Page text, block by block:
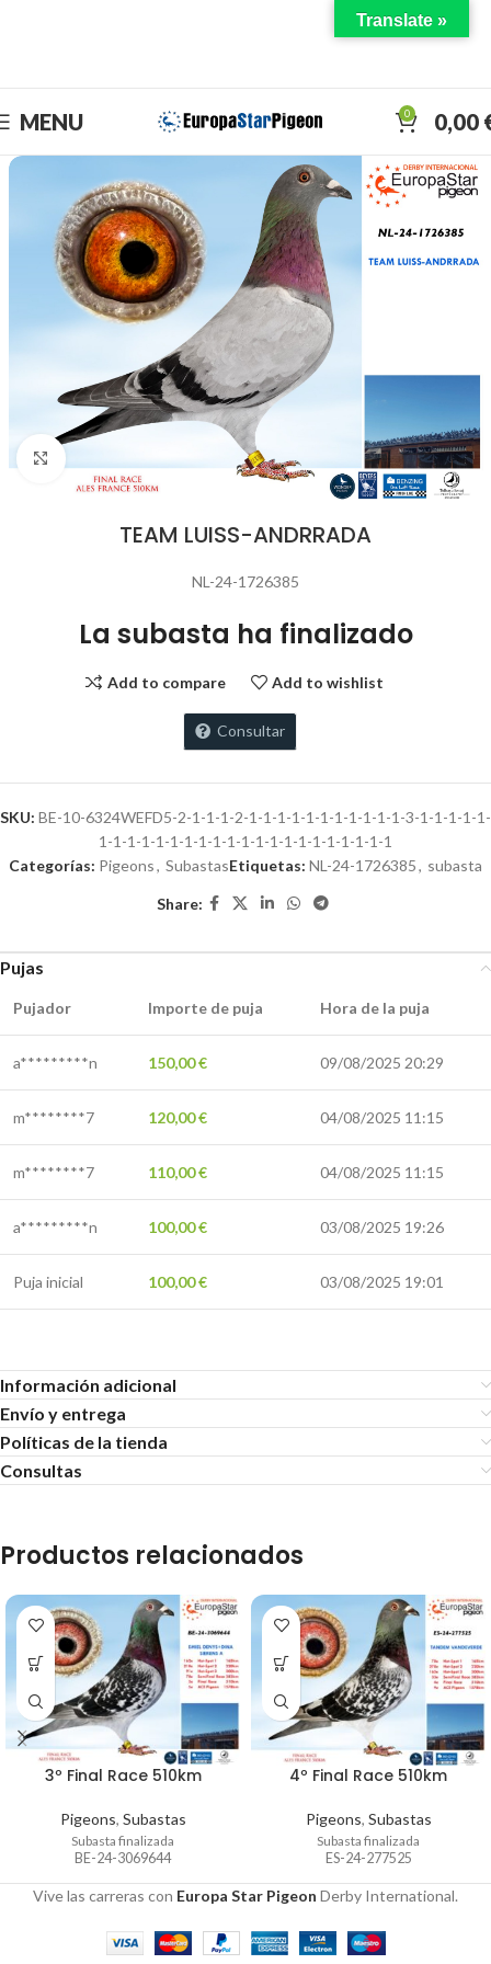
MENU 0 0,00
Click to enlarge
TEAM LUISS-ANDRRADA
NL-24-1726385
La subasta ha finalizado
Add to compare Add to wishlist
Consultar
SKU: BE-10-6324WEFD5-2-1-1-1-2-1-1-1-1-1-1-1-1-1-1-1-3-1-1-1-1-1-
1-1-1-1-1-1-1-1-1-1-1-1-1-1-1-1-1-1-1-1-1
Categorías: Pigeons, SubastasEtiquetas: NL-24-1726385, subasta
Share:
Pujas
Pujador Importe de puja Hora de la puja
a*********n 150,00€ 09/08/2025 20:29
m********7 120,00€ 04/08/2025 11:15
m********7 110,00€ 04/08/2025 11:15
a*********n 100,00€ 03/08/2025 19:26
Puja inicial 100,00€ 03/08/2025 19:01
Información adicional
Envío y entrega
Políticas de la tienda
Consultas
Productos relacionados
3º Final Race 510km
Pigeons, Subastas
Subasta finalizada
BE-24-3069644
4º Final Race 510km
Pigeons, Subastas
Subasta finalizada
ES-24-277525
Vive las carreras con Europa Star Pigeon Derby International.
Translate »